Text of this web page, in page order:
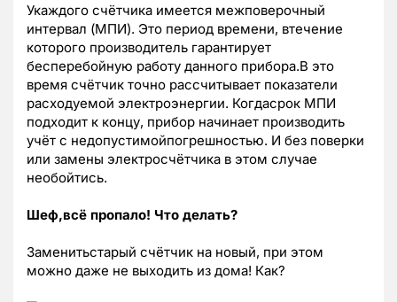
Укаждого счётчика имеется межповерочный
интервал (МПИ). Это период времени, втечение
которого производитель гарантирует
бесперебойную работу данного прибора.В это
время счётчик точно рассчитывает показатели
расходуемой электроэнергии. Когдасрок МПИ
подходит к концу, прибор начинает производить
учёт с недопустимойпогрешностью. И без поверки
или замены электросчётчика в этом случае
необойтись.
Шеф,всё пропало! Что делать?
Заменитьстарый счётчик на новый, при этом
можно даже не выходить из дома! Как?